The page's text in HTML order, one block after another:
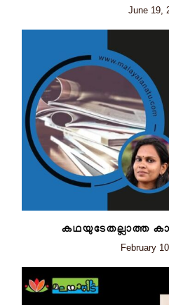
June 19,
കഥയുടേതല്ലാത്ത
February